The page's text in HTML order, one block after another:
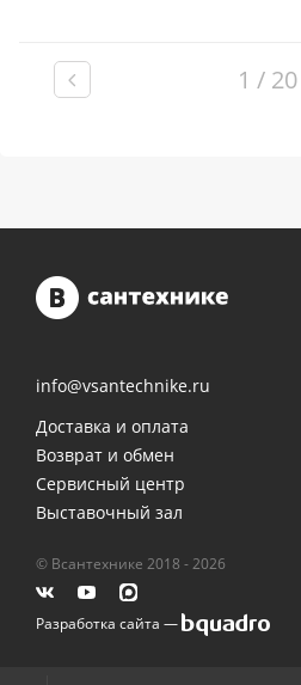
1 / 20
info@vsantechnike.ru
Доставка и оплата
Возврат и обмен
Сервисный центр
Выставочный зал
© Всантехнике 2018 - 2026
Разработка сайта —